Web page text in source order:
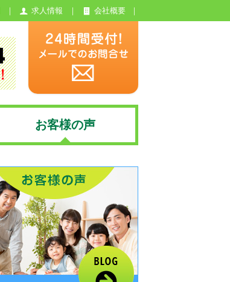
求人情報 会社概要
お客様の声